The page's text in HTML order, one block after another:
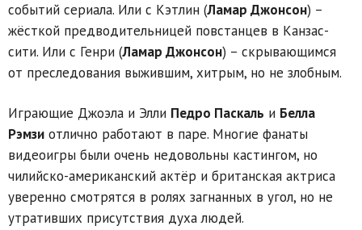
событий сериала. Или с Кэтлин (Ламар Джонсон) –
жёсткой предводительницей повстанцев в Канзас-
сити. Или с Генри (Ламар Джонсон) – скрывающимся
от преследования выжившим, хитрым, но не злобным.
Играющие Джоэла и Элли Педро Паскаль и Белла
Рэмзи отлично работают в паре. Многие фанаты
видеоигры были очень недовольны кастингом, но
чилийско-американский актёр и британская актриса
уверенно смотрятся в ролях загнанных в угол, но не
утративших присутствия духа людей.